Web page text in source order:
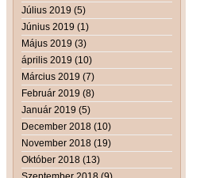
Július 2019 (5)
Június 2019 (1)
Május 2019 (3)
április 2019 (10)
Március 2019 (7)
Február 2019 (8)
Január 2019 (5)
December 2018 (10)
November 2018 (19)
Október 2018 (13)